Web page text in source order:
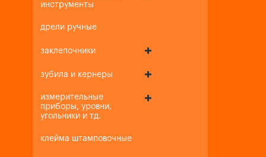
инструменты
дрели ручные
заклепочники
зубила и кернеры
измерительные
приборы, уровни,
угольники и тд.
клейма штамповочные